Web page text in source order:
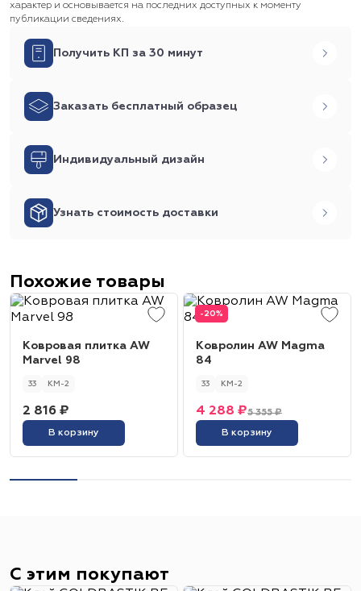
характер и основывается на последних доступных к моменту
публикации сведениях.
Получить КП за 30 минут
Заказать бесплатный образец
Индивидуальный дизайн
Узнать стоимость доставки
Похожие товары
Ковровая плитка AW
Marvel 98
33 КМ-2
2 816 ₽
В корзину
-20%
Ковролин AW Magma
84
33 КМ-2
5 355 ₽
4 288 ₽
В корзину
С этим покупают